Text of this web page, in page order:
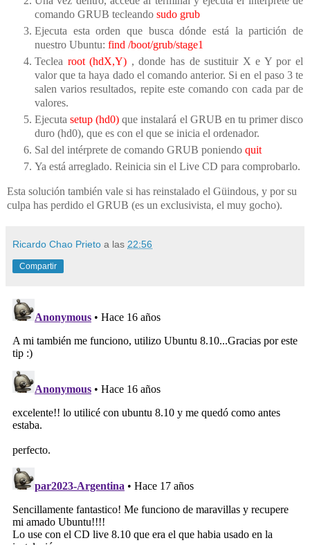
comando GRUB tecleando sudo grub
Ejecuta esta orden que busca dónde está la partición de
nuestro Ubuntu: find /boot/grub/stage1
Teclea root (hdX,Y) , donde has de sustituir X e Y por el
valor que ta haya dado el comando anterior. Si en el paso 3 te
salen varios resultados, repite este comando con cada par de
valores.
Ejecutasetup (hd0) que instalará el GRUB en tu primer disco
duro (hd0), que es con el que se inicia el ordenador.
Sal del intérprete de comando GRUB poniendo quit
Ya está arreglado. Reinicia sin el Live CD para comprobarlo.
Esta solución también vale si has reinstalado el Güindous, y por su
culpa has perdido el GRUB (es un exclusivista, el muy gocho).
Ricardo Chao Prieto a las 22:56
Compartir